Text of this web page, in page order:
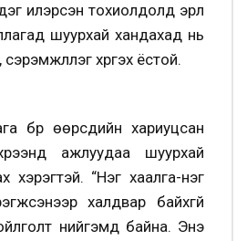
илэрсэн тохиолдолд эрүүл
шуурхай хандахад нь
хүргэх ёстой.
бүр өөрсдийн хариуцсан
ажлуудаа шуурхай
хэрэгтэй. “Нэг хаалга-нэг
халдвар байхгүй
нийгэмд байна. Энэ